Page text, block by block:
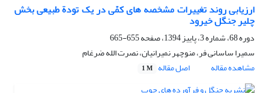
ارزیابی روند تغییرات مشخصه‏ های کمّی در یک تودة طبیعی بخش
چلیر جنگل خیرود
دوره 68، شماره 3، پاییز 1394، صفحه
655-665
سمیرا ساسانی فر، منوچهر نمیرانیان، نصرت الله ضرغام
مشاهده مقاله
اصل مقاله 1 M